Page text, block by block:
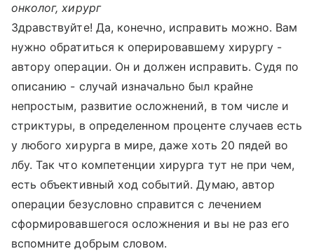
онколог, хирург
Здравствуйте! Да, конечно, исправить можно. Вам
нужно обратиться к оперировавшему хирургу -
автору операции. Он и должен исправить. Судя по
описанию - случай изначально был крайне
непростым, развитие осложнений, в том числе и
стриктуры, в определенном проценте случаев есть
у любого хирурга в мире, даже хоть 20 пядей во
лбу. Так что компетенции хирурга тут не при чем,
есть объективный ход событий. Думаю, автор
операции безусловно справится с лечением
сформировавшегося осложнения и вы не раз его
вспомните добрым словом.